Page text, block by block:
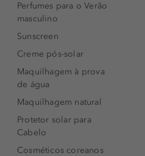
Perfumes para o Verão
masculino
Sunscreen
Creme pós-solar
Maquilhagem à prova
de água
Maquilhagem natural
Protetor solar para
Cabelo
Cosméticos coreanos